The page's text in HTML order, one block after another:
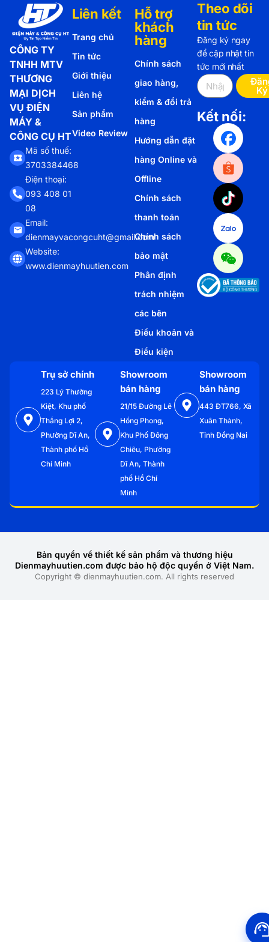
CÔNG TY
TNHH MTV
THƯƠNG
MẠI DỊCH
VỤ ĐIỆN
MÁY &
CÔNG CỤ HT
Mã số thuế:
3703384468
Điện thoại:
093 408 01
08
Email:
dienmayvacongcuht@gmail.com
Website:
www.dienmayhuutien.com
Liên kết
Trang chủ
Tin tức
Giới thiệu
Liên hệ
Sản phẩm
Video Review
Hỗ trợ
khách
hàng
Chính sách
giao hàng,
kiểm & đổi trả
hàng
Hướng dẫn đặt
hàng Online và
Offline
Chính sách
thanh toán
Chính sách
bảo mật
Phân định
trách nhiệm
các bên
Điều khoản và
Điều kiện
Theo dõi
tin tức
Đăng ký ngay
để cập nhật tin
tức mới nhất
Ký
Kết nối:
Trụ sở chính
223 Lý Thường
Kiệt, Khu phố
Thắng Lợi 2,
Phường Dĩ An,
Thành phố Hồ
Chí Minh
Showroom
bán hàng
21/15 Đường Lê
Hồng Phong,
Khu Phố Đông
Chiêu, Phường
Dĩ An, Thành
phố Hồ Chí
Minh
Showroom
bán hàng
443 ĐT766, Xã
Xuân Thành,
Tỉnh Đồng Nai
Copyright © dienmayhuutien.com. All rights reserved
Bản quyền về thiết kế sản phẩm và thương hiệu
Dienmayhuutien.com được bảo hộ độc quyền ở Việt Nam.